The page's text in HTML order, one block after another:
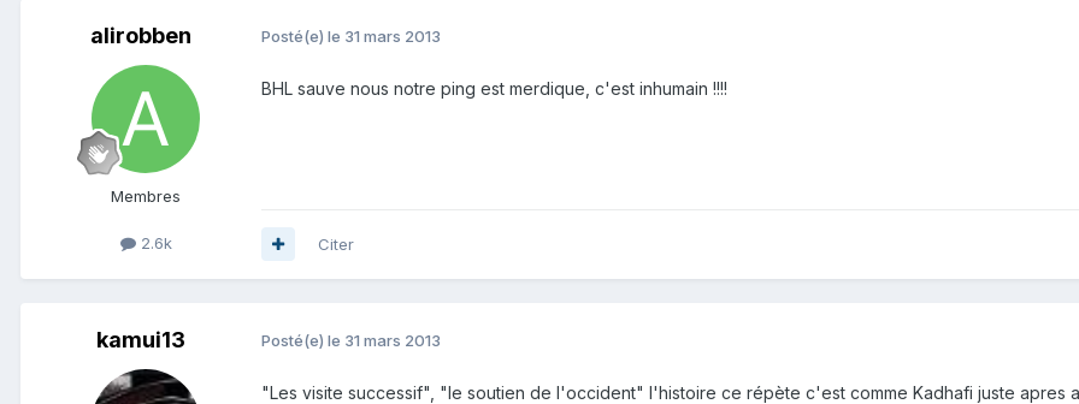
alirobben
Membres
2.6k
Posté(e) le 31 mars 2013
BHL sauve nous notre ping est merdique, c'est inhumain !!!!
Citer
kamui13 Posté(e) le 31 mars 2013
"Les visite successif", "le soutien de l'occident" l'histoire ce répète c'est comme Kadhafi juste apres